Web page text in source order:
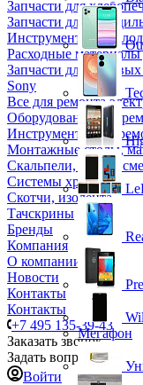
Запчасти для
Запчасти для
Инструмент для
Расходные
Запчасти для
Sony
Все для ремонта
Оборудование для
Инструменты для
Монтажные столы,
Скальпели, лезвия
Системы хранения
Скотчи, изолента
Тачскрины
Бренды
Компания
О компании
Новости
Контакты
Контакты
+7 495 135-39-43
Заказать звонок
Задать вопрос
Войти
Мегафон